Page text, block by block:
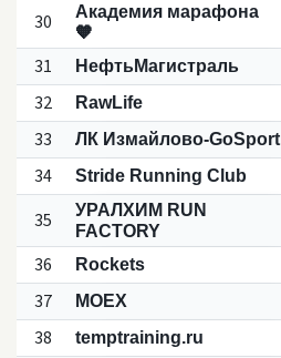
30
Aкадемия марафона
🧡
31
НефтьМагистраль
32
RawLife
33
ЛК Измайлово-GoSport
34
Stride Running Club
35
УРАЛХИМ RUN
FACTORY
36
Rockets
37
MOEX
38
temptraining.ru